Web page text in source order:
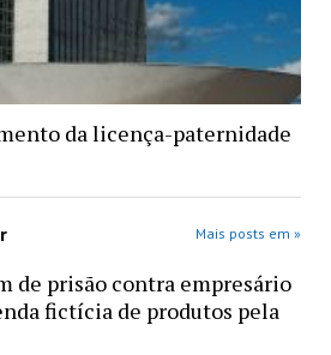
da licença-paternidade
Mais posts em »
de prisão contra empresário
fictícia de produtos pela